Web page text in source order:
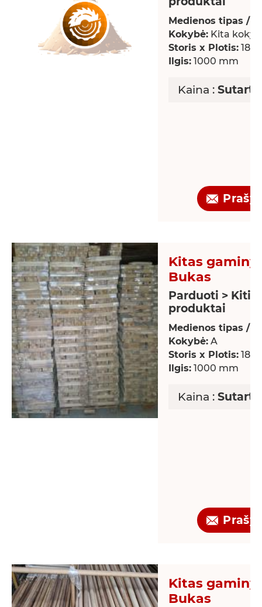
Medienos tipas /
Kokybė: Kita
Storis x Plotis: 18
Ilgis: 1000 mm
Kaina :
Kitas
Bukas
Parduoti > Kiti
produktai
Medienos tipas /
Kokybė: A
Storis x Plotis: 18
Ilgis: 1000 mm
Kaina :
Kitas
Bukas